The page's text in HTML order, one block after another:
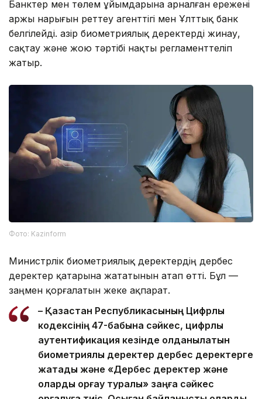
Банктер мен төлем ұйымдарына арналған ережені
Қаржы нарығын реттеу агенттігі мен Ұлттық банк
белгілейді. Қазір биометриялық деректерді жинау,
сақтау және жою тәртібі нақты регламенттеліп
жатыр.
Фото: Kazinform
Министрлік биометриялық деректердің дербес
деректер қатарына жататынын атап өтті. Бұл —
заңмен қорғалатын жеке ақпарат.
– Қазақстан Республикасының Цифрлық
кодексінің 47-бабына сәйкес, цифрлық
аутентификация кезінде қолданылатын
биометриялық деректер дербес деректерге
жатады және «Дербес деректер және
оларды қорғау туралы» заңға сәйкес